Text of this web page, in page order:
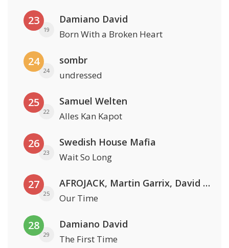
23
19
Damiano David
Born With a Broken Heart
24
24
sombr
undressed
25
22
Samuel Welten
Alles Kan Kapot
26
23
Swedish House Mafia
Wait So Long
27
25
AFROJACK, Martin Garrix, David Guetta & Amél
Our Time
28
29
Damiano David
The First Time